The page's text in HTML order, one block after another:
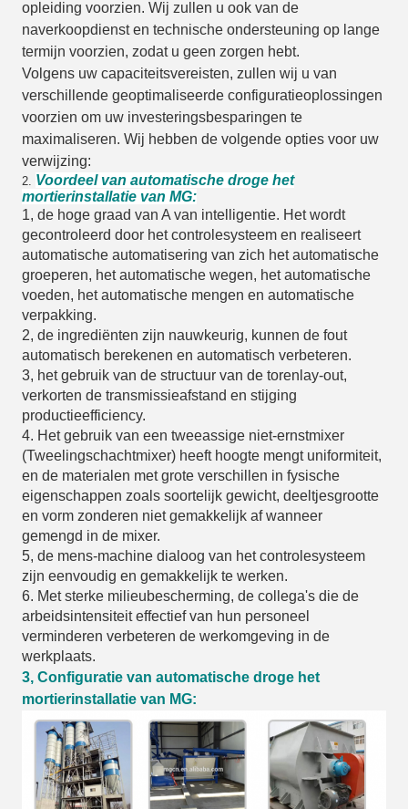
opleiding voorzien. Wij zullen u ook van de
naverkoopdienst en technische ondersteuning op lange
termijn voorzien, zodat u geen zorgen hebt.
Volgens uw capaciteitsvereisten, zullen wij u van
verschillende geoptimaliseerde configuratieoplossingen
voorzien om uw investeringsbesparingen te
maximaliseren. Wij hebben de volgende opties voor uw
verwijzing:
2. Voordeel van automatische droge het
mortierinstallatie van MG:
1, de hoge graad van A van intelligentie. Het wordt
gecontroleerd door het controlesysteem en realiseert
automatische automatisering van zich het automatische
groeperen, het automatische wegen, het automatische
voeden, het automatische mengen en automatische
verpakking.
2, de ingrediënten zijn nauwkeurig, kunnen de fout
automatisch berekenen en automatisch verbeteren.
3, het gebruik van de structuur van de torenlay-out,
verkorten de transmissieafstand en stijging
productieefficiency.
4. Het gebruik van een tweeassige niet-ernstmixer
(Tweelingschachtmixer) heeft hoogte mengt uniformiteit,
en de materialen met grote verschillen in fysische
eigenschappen zoals soortelijk gewicht, deeltjesgrootte
en vorm zonderen niet gemakkelijk af wanneer
gemengd in de mixer.
5, de mens-machine dialoog van het controlesysteem
zijn eenvoudig en gemakkelijk te werken.
6. Met sterke milieubescherming, de collega's die de
arbeidsintensiteit effectief van hun personeel
verminderen verbeteren de werkomgeving in de
werkplaats.
3, Configuratie van automatische droge het
mortierinstallatie van MG: